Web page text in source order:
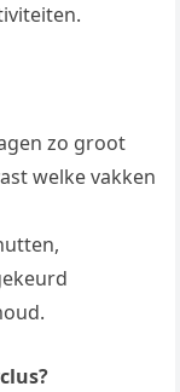
zo groot
welke vakken